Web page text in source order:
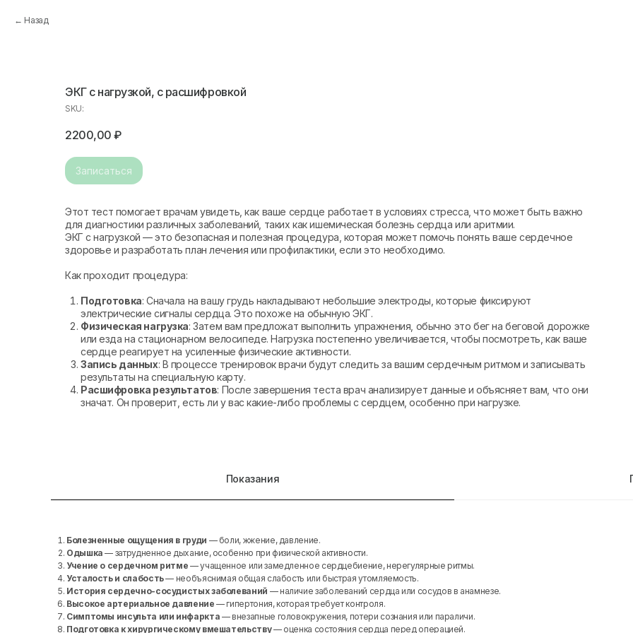
Назад
ЭКГ с нагрузкой, с расшифровкой
SKU:
2200,00 ₽
Записаться
Этот тест помогает врачам увидеть, как ваше сердце работает в условиях стресса, что может быть важно
для диагностики различных заболеваний, таких как ишемическая болезнь сердца или аритмии.
ЭКГ с нагрузкой — это безопасная и полезная процедура, которая может помочь понять ваше сердечное
здоровье и разработать план лечения или профилактики, если это необходимо.
Как проходит процедура:
Подготовка: Сначала на вашу грудь накладывают небольшие электроды, которые фиксируют
электрические сигналы сердца. Это похоже на обычную ЭКГ.
Физическая нагрузка: Затем вам предложат выполнить упражнения, обычно это бег на беговой дорожке
или езда на стационарном велосипеде. Нагрузка постепенно увеличивается, чтобы посмотреть, как ваше
сердце реагирует на усиленные физические активности.
Запись данных: В процессе тренировок врачи будут следить за вашим сердечным ритмом и записывать
результаты на специальную карту.
Расшифровка результатов: После завершения теста врач анализирует данные и объясняет вам, что они
значат. Он проверит, есть ли у вас какие-либо проблемы с сердцем, особенно при нагрузке.
Показания
Болезненные ощущения в груди — боли, жжение, давление.
Одышка — затрудненное дыхание, особенно при физической активности.
Учение о сердечном ритме — учащенное или замедленное сердцебиение, нерегулярные ритмы.
Усталость и слабость— необъяснимая общая слабость или быстрая утомляемость.
История сердечно-сосудистых заболеваний — наличие заболеваний сердца или сосудов в анамнезе.
Высокое артериальное давление — гипертония, которая требует контроля.
Симптомы инсульта или инфаркта — внезапные головокружения, потери сознания или параличи.
Подготовка к хирургическому вмешательству— оценка состояния сердца перед операцией.